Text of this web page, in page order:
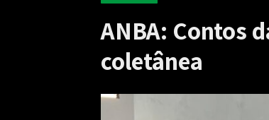
ANBA: Contos
coletânea